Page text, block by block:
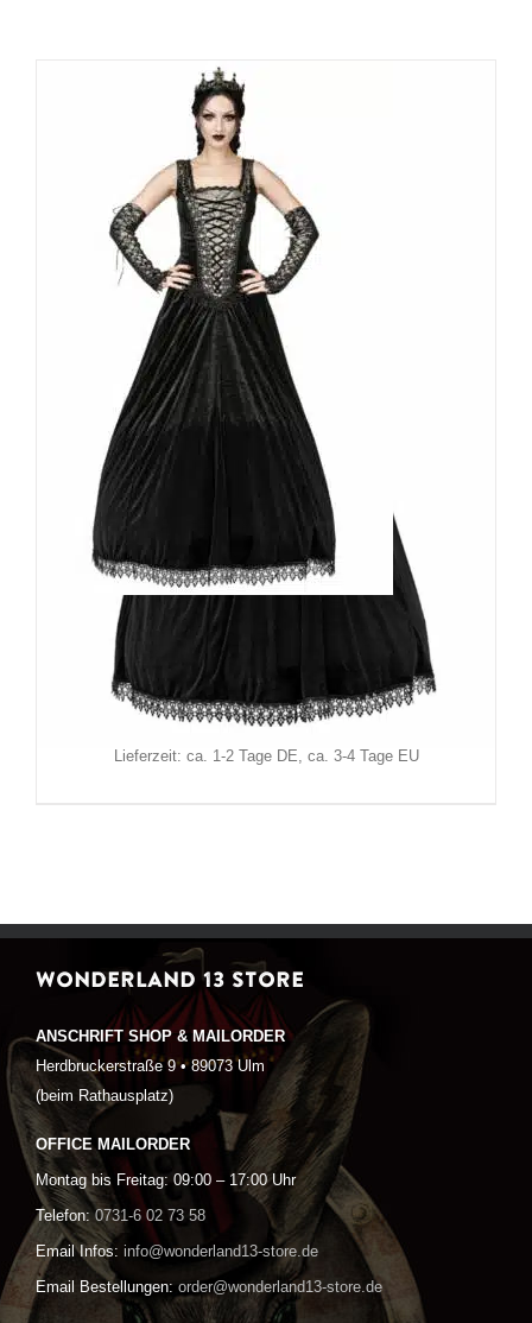
Sinister Kleid Brethar
Inkl. MwSt.
zzgl.Versand
Lieferzeit: ca. 1-2 Tage DE, ca. 3-4 Tage EU
WONDERLAND 13 STORE
ANSCHRIFT SHOP & MAILORDER
Herdbruckerstraße 9 • 89073 Ulm
(beim Rathausplatz)
OFFICE MAILORDER
Montag bis Freitag: 09:00 – 17:00 Uhr
Telefon: 0731-6 02 73 58
Email Infos: info@wonderland13-store.de
Email Bestellungen: order@wonderland13-store.de